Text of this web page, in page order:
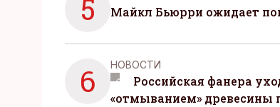
5 Майкл Бьюрри ожидает
6 НОВОСТИ
Российская фанера
«отмыванием» древесины